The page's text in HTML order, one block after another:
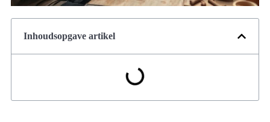
Inhoudsopgave artikel